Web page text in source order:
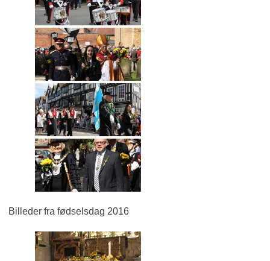
Billeder fra fødselsdag 2016